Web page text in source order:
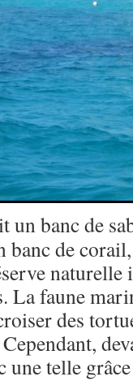
un banc de
de
naturelle
La faune
des
une telle